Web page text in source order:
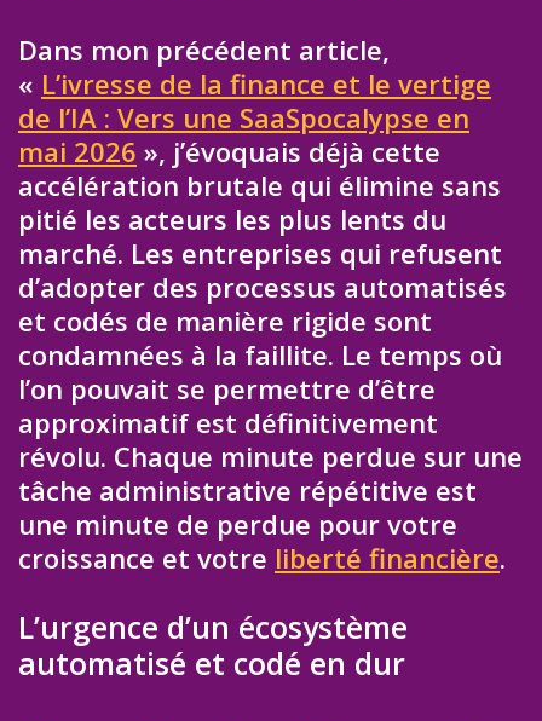
Dans mon précédent article,
« L’ivresse de la finance et le vertige
de l’IA : Vers une SaaSpocalypse en
mai 2026 », j’évoquais déjà cette
accélération brutale qui élimine sans
pitié les acteurs les plus lents du
marché. Les entreprises qui refusent
d’adopter des processus automatisés
et codés de manière rigide sont
condamnées à la faillite. Le temps où
l’on pouvait se permettre d’être
approximatif est définitivement
révolu. Chaque minute perdue sur une
tâche administrative répétitive est
une minute de perdue pour votre
croissance et votre liberté financière.
L’urgence d’un écosystème
automatisé et codé en dur